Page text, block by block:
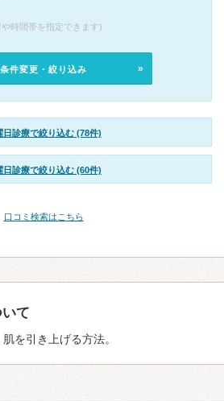
時間帯を指定できます)
条件変更・絞り込み
日診療で絞り込む (78件)
日診療で絞り込む (60件)
口コミ検索はこちら
て
を引き上げる方法。